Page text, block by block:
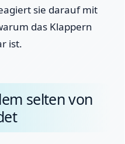
sie darauf mit
das Klappern
ist.
selten von